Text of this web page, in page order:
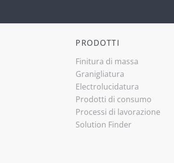
PRODOTTI
Finitura di massa
Granigliatura
Electrolucidatura
Prodotti di consumo
Processi di lavorazione
Solution Finder